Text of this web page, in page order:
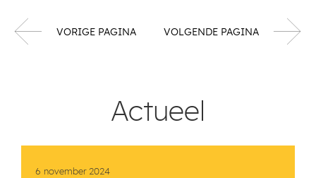
VORIGE PAGINA VOLGENDE PAGINA
Actueel
6 november 2024